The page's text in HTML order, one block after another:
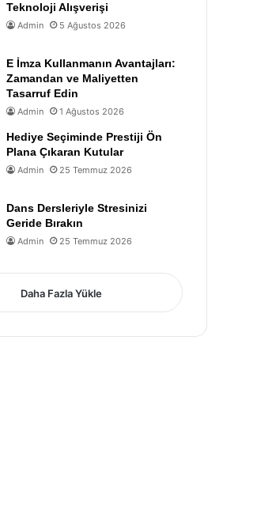
Teknoloji Alışverişi
Admin 5 Ağustos 2026
E İmza Kullanmanın Avantajları:
Zamandan ve Maliyetten
Tasarruf Edin
Admin 1 Ağustos 2026
Hediye Seçiminde Prestiji Ön
Plana Çıkaran Kutular
Admin 25 Temmuz 2026
Dans Dersleriyle Stresinizi
Geride Bırakın
Admin 25 Temmuz 2026
Daha Fazla Yükle